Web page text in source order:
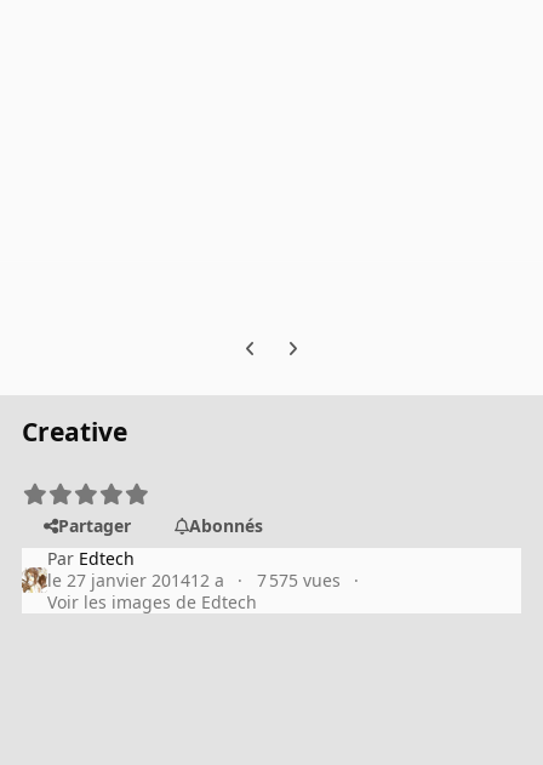
Previous carousel slide
Next carousel slide
Creative
Partager
Abonnés
Par Edtech
le 27 janvier 201412 a
7 575 vues
Voir les images de Edtech